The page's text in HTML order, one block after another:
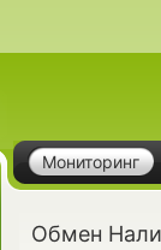
Мониторинг
Обмен